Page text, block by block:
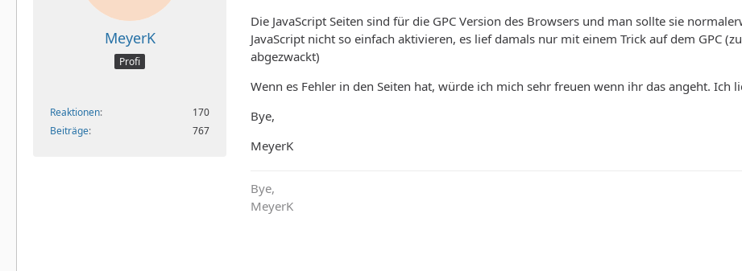
MeyerK
Profi
Reaktionen
170
Beiträge
767
Die JavaScript Seiten sind für die GPC Version des Browsers und man sollte sie
JavaScript nicht so einfach aktivieren, es lief damals nur mit einem Trick auf dem GPC
abgezwackt)
Wenn es Fehler in den Seiten hat, würde ich mich sehr freuen wenn ihr das angeht. Ich
Bye,
MeyerK
Bye,
MeyerK